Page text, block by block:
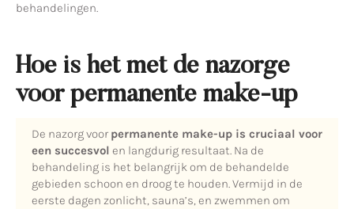
behandelingen.
Hoe is het met de nazorge
voor permanente make-up
De nazorg voor permanente make-up is cruciaal voor
een succesvol en langdurig resultaat. Na de
behandeling is het belangrijk om de behandelde
gebieden schoon en droog te houden. Vermijd in de
eerste dagen zonlicht, sauna’s, en zwemmen om